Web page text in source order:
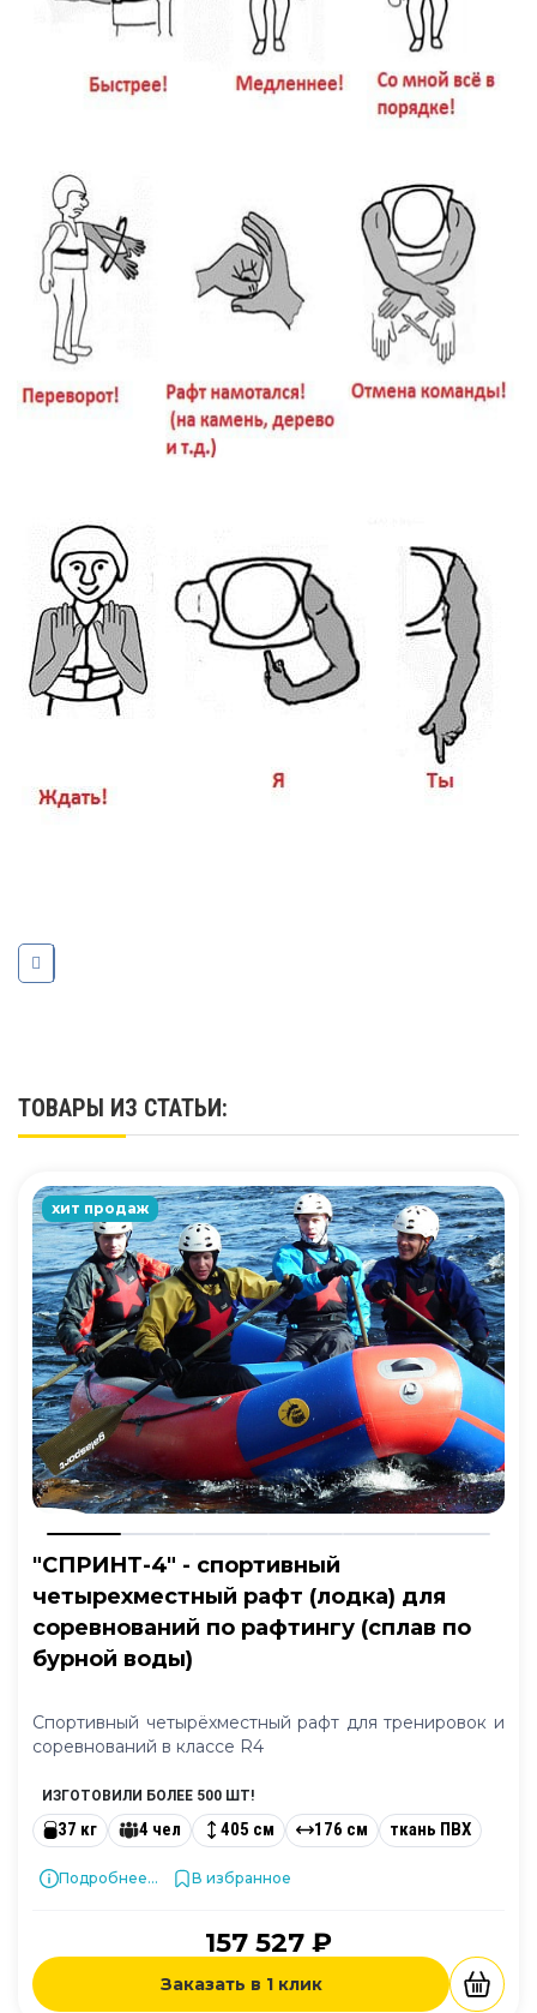
ТОВАРЫ ИЗ СТАТЬИ:
хит продаж
"СПРИНТ-4" - спортивный
четырехместный рафт (лодка) для
соревнований по рафтингу (сплав по
бурной воды)
Спортивный четырёхместный рафт для тренировок и
соревнований в классе R4
ИЗГОТОВИЛИ БОЛЕЕ 500 ШТ!
37 кг 4 чел 405 см 176 см ткань ПВХ
Подробнее... В избранное
157 527 ₽
Заказать в 1 клик